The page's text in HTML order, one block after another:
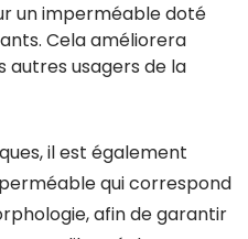
un imperméable doté
Cela améliorera
autres usagers de la
il est également
qui correspond
afin de garantir